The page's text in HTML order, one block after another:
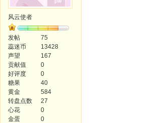
风云使者
发帖
75
蕊迷币
13428
声望
167
贡献值
0
好评度
0
糖果
40
黄金
584
转盘点数
27
心花
0
金蛋
0